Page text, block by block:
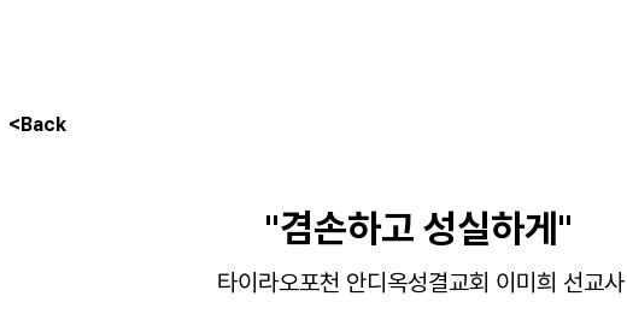
<Back
"겸손하고 성실하게"
타이라오포천 안디옥성결교회 이미희 선교사